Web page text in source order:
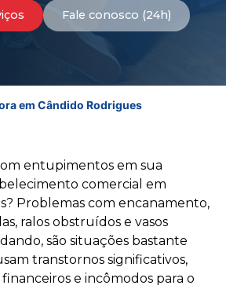
Fale conosco (24h)
em Cândido Rodrigues
entupimentos em sua
comercial em
Problemas com encanamento,
ralos obstruídos e vasos
são situações bastante
transtornos significativos,
e incômodos para o